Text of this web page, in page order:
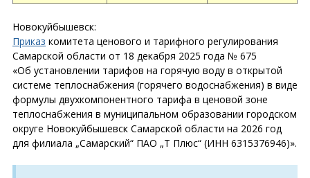
Новокуйбышевск:
Приказ комитета ценового и тарифного регулирования
Самарской области от 18 декабря 2025 года № 675
«Об установлении тарифов на горячую воду в открытой
системе теплоснабжения (горячего водоснабжения) в виде
формулы двухкомпонентного тарифа в ценовой зоне
теплоснабжения в муниципальном образовании городском
округе Новокуйбышевск Самарской области на 2026 год
для филиала „Самарский“ ПАО „Т Плюс“ (ИНН 6315376946)».